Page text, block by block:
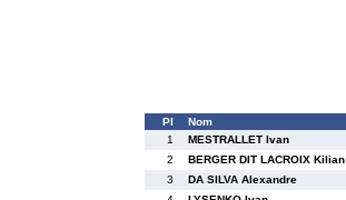
Pl Nom
1
MESTRALLET Ivan
2
BERGER DIT LACROIX Kilian
3
DA SILVA Alexandre